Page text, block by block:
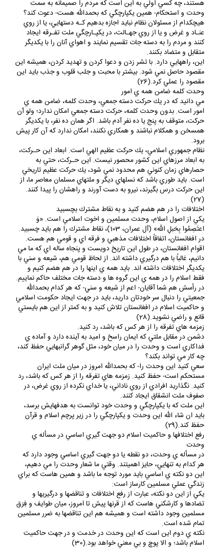
هستند، چه كسي اولي به اين است كه مردم را صميمانه به سمت
وحدت و استحكام- همين يكپارچگي كه بحمدالله هست- دعوت كند؟
هيچكدام از مسئولان نظام نبايد اجازه بدهيم كـه دستهايي، يا از روي
عنـاد و غرض و يا از روي جهـالت، در يكپـارچگي ملت تفـرقه ايجاد
كنند و مردم را به دسته جات تقسيم نمايند و اهواي آنان را با يكديگر
متقابل و متضاد بكنند.
اين، راههايي دارد. با تشر زدن و دعوا كردن و تهديد كردن، هميشه اين
مقصود حاصل نمي شود. بيشتر با محبت و جلب قلوب و جذب بايد اين
مقصود را عملي كرد.(26)
وحدت كلمه ضامن همه ي امور
مي دانيد كه در يك حركت دسته جمعي، وحدت كلمه، ضامن همه ي
امور است. بدون وحدت كلمه، حركت دسته جمعي امكان ندارد؛ ولو آن
حركت، متوقف به پنج يا ده نفر آدم باشد. اگر همان ده نفر، با يكديگر
همسخن و همكلام نباشند و همكاري نكنند، امكان ندارد كه آن كار پيش
برود.
نظام جمهوري اسلامي، يك حركت عظيم الهي است. ابعاد اين حـركت،
به ابعاد مرزهاي اين كشور محصور نيست. اين حـركت، حتي به
حصارهاي زمان كنوني هم محدود نمي شود، يك حركت عظيم تاريخي
است. بايد طوري باشد كه نسلهاي ديگر و ملتهاي مسلمان معاصر ما، از
اين حركت درس بگيرند، نيرو به دست آورند و راهشان را پيدا كنند.
(27)
اختلافات را در هم هضم كنيد و به نقاط مشترك بچسبيد
يكي از اصول اسلام، وحدت مسلمين و اخوت اسلامي است. «وَ
اعتَصِمُوا بِحَبلِ الله» (آل عمران، 103)، نقاط مشترك را هم بايد چسبيد.
در افغانستان، اتفاقاً اختلافات مذهبي و فرقه اي و قومي هم هست.
اقوام افغانستان، در طول اين تاريخ دويست و پنجاه ساله اي كه ما مي
دانيم، غالباً با هم درگيري داشته اند. از لحاظ قومي هم، شيعه و سني با
يكديگر اختلافات داشته اند. بايد همه ي اينها را در هم هضم كنيم و
فقط اسلام را در همه ي اين گروه ها و دسته جات مختلف حاكم نماييم.
در رأسش هم شما آقايان- اعم از شيعه و سني- كه هر كدام بحمدالله
جمعيتي را دنبال سر خودتان داريد، بايد در جهت ايجاد حكومت اسلامي
و حاكميت اسلام در افغانستان تلاش كنيد و به كمتر از اين هم بايستي
قانع و راضي نشويد.(28)
زمزمه هاي تفرقه را از هر كس كه باشد، رد كنيد.
دشمن در مقابل ملتي كه ايمان راسخ و اميد به آينده دارد و آماده ي
فداكاري است و وحدت را در ميان خود، مثل گوهر گرانبهايي حفظ كند،
چه كار مي تواند بكند؟
سعي كنيد اين وحدت را- كه بحمدالله امروز در ميان ملت ايران
مستحكم است- حفظ كنيد. زمزمه هاي تفرقه را از هر كس كه باشد، رد
كنيد. نگذاريد افرادي از روي ناداني، يا خداي نكرده از روي غرض، در
صفوف ملت انشقاق ايجاد كنند.
اين ملت كه با يكپارچگي و وحدت خود توانست به هدفهايش برسد،
بايد ان شاء الله اين وحدت و يكپارچگي را در زير پرچم اسلام و قرآن
حفظ كند.(29)
رفع اختلافها و حاكميت اسلام دو جهت گيري اساسي در مسأله ي
وحدت
در مسأله ي وحدت، دو نقطه يا دو جهت گيري اساسي وجود دارد كه
هر كدام به تنهايي، حايز اهميتند. وقتي ما شعار وحدت را مي دهيم،
اين دو نكته ي اساسي بايد مورد توجه ما باشد و همين هاست كه براي
زندگي عملي مسلمين كارساز است:
يكي از اين دو نكته، عبارت از رفع اختلافات و تناقضها و درگيريها و
تضادها و كارشكني هاست كه از قرنها پيش تا امروز، ميان طوايف و فِرَق
مسلمين وجود داشته است و هميشه هم اين تناقضها به ضرر مسلمين
تمام شده است.
نكته ي دوم اين است كه اين وحدت در خدمت و در جهت حاكميت
اسلام باشد؛ و الا پوچ و بي معني خواهد بود.(30)